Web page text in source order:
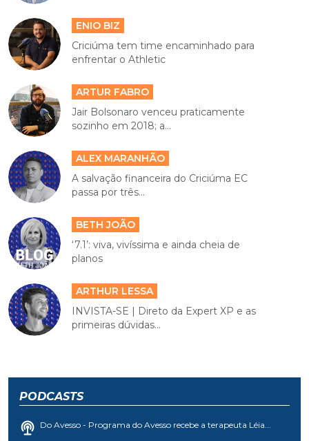
ENIO BIZ
Criciúma tem time encaminhado para
enfrentar o Athletic
ARTUR FABRO
Jair Bolsonaro venceu praticamente
sozinho em 2018; a...
ALEX MARANHÃO
A salvação financeira do Criciúma EC
passa por três...
BETH JOÃO
‘7.1’: viva, vivíssima e ainda cheia de
planos
ARTHUR LESSA
INVISTA-SE | Direto da Expert XP e as
primeiras dúvidas...
PODCASTS
Do Avesso - Programa do Avesso recebe a terapeuta Léia...